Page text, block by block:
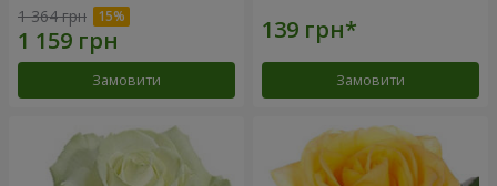
1 364 грн
Замовити Замовити